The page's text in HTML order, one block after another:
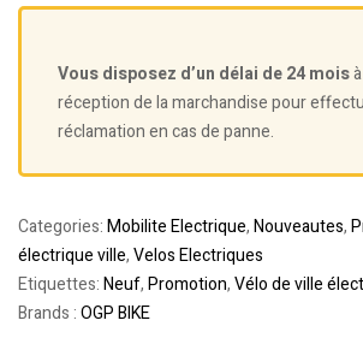
Vous disposez d’un délai de 24 mois
réception de la marchandise pour
réclamation en cas de panne.
Categories:Mobilite Electrique,Nouveautes,
électrique ville,Velos Electriques
Etiquettes:Neuf,Promotion,Vélo de ville
Brands :OGP BIKE